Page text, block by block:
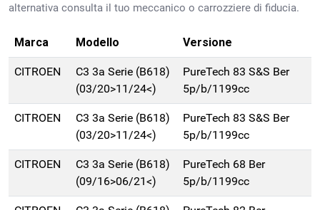
alternativa consulta il tuo meccanico o carrozziere di fiducia.
Marca Modello Versione
CITROEN
C3 3a Serie (B618)
(03/20>11/24<)
PureTech 83 S&S Ber
5p/b/1199cc
CITROEN
C3 3a Serie (B618)
(03/20>11/24<)
PureTech 83 S&S Ber
5p/b/1199cc
CITROEN
C3 3a Serie (B618)
(09/16>06/21<)
PureTech 68 Ber
5p/b/1199cc